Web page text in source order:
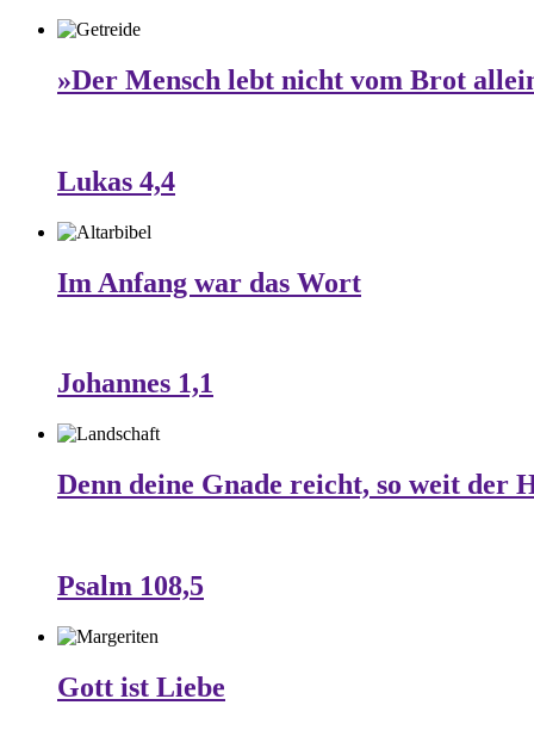
»Der Mensch lebt nicht vom Brot
Lukas 4,4
Im Anfang war das Wort
Johannes 1,1
Denn deine Gnade reicht, so weit der
Psalm 108,5
Gott ist Liebe